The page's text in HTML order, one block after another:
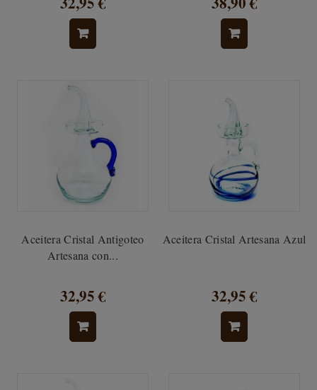
Aceitera Cristal Antigoteo
Artesana con...
32,95 €
Aceitera Cristal Artesana Azul
32,95 €